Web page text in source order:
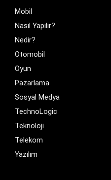
Mobil
Nasıl Yapılır?
Nedir?
Otomobil
Oyun
Pazarlama
Sosyal Medya
TechnoLogic
Teknoloji
Telekom
Yazılım